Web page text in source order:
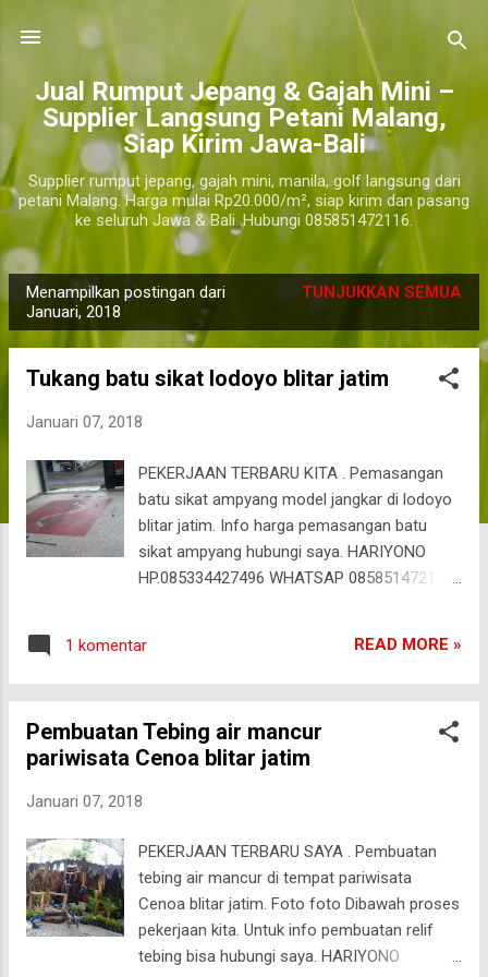
Langsung ke konten utama
​Jual Rumput Jepang & Gajah Mini –
Supplier Langsung Petani Malang,
Siap Kirim Jawa-Bali
Supplier rumput jepang, gajah mini, manila, golf langsung dari
petani Malang. Harga mulai Rp20.000/m², siap kirim dan pasang
ke seluruh Jawa & Bali. Hubungi 085851472116.
o
Menampilkan postingan dari
Januari, 2018
TUNJUKKAN SEMUA
Tukang batu sikat lodoyo blitar jatim
Januari 07, 2018
PEKERJAAN TERBARU KITA . Pemasangan
batu sikat ampyang model jangkar di lodoyo
blitar jatim. Info harga pemasangan batu
sikat ampyang hubungi saya. HARIYONO
HP.085334427496 WHATSAP 085851472116
1 komentar READ MORE »
Pembuatan Tebing air mancur
pariwisata Cenoa blitar jatim
Januari 07, 2018
PEKERJAAN TERBARU SAYA . Pembuatan
tebing air mancur di tempat pariwisata
Cenoa blitar jatim. Foto foto Dibawah proses
pekerjaan kita. Untuk info pembuatan relif
tebing bisa hubungi saya. HARIYONO